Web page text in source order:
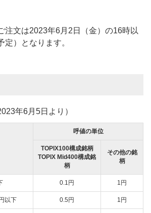
注文は2023年6月2日（金）の16時以
定）となります。
年6月5日より）
呼値の単位
TOPIX100構成銘柄
TOPIX Mid400構成銘
柄
その他の銘
柄
0.1円 1円
以下 0.5円 1円